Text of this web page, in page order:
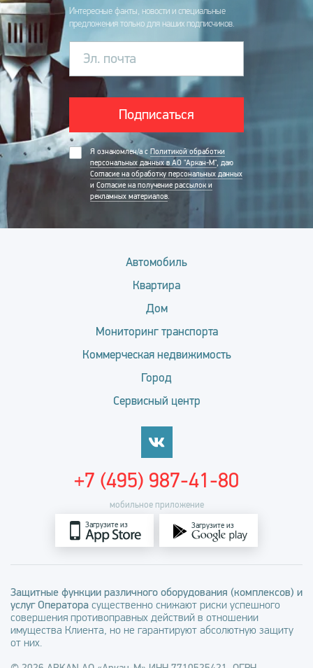
Интересные факты, новости и специальные
предложения только для наших подписчиков.
Эл. почта
Подписаться
Я ознакомлен/а с Политикой обработки
персональных данных в АО "Аркан-М", даю
Согласие на обработку персональных данных
и Согласие на получение рассылок и
рекламных материалов.
Автомобиль
Квартира
Дом
Мониторинг транспорта
Коммерческая недвижимость
Город
Сервисный центр
мобильное приложение
Загрузите из Загрузите из
+7 (495) 987-41-80
Защитные функции различного оборудования (комплексов) и
услуг Оператора существенно снижают риски успешного
совершения противоправных действий в отношении
имущества Клиента, но не гарантируют абсолютную защиту
от них.